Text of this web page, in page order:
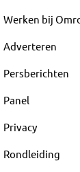
Werken bij
Adverteren
Persberichten
Panel
Privacy
Rondleiding